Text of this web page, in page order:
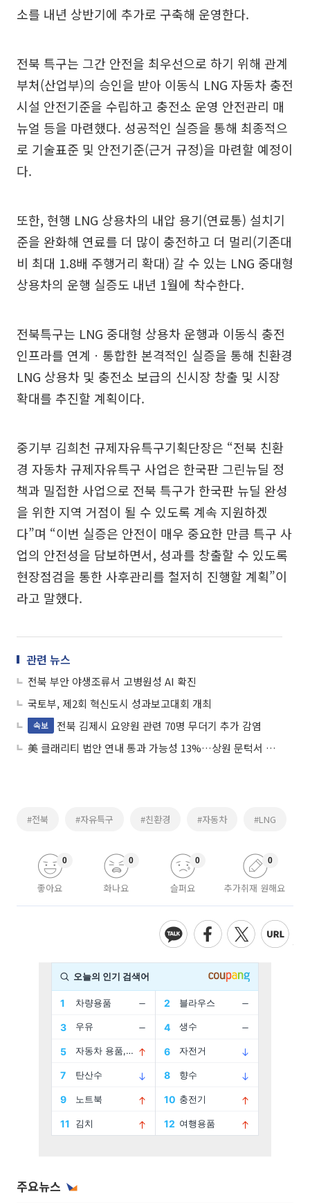
소를 내년 상반기에 추가로 구축해 운영한다.
전북 특구는 그간 안전을 최우선으로 하기 위해 관계
부처(산업부)의 승인을 받아 이동식 LNG 자동차 충전
시설 안전기준을 수립하고 충전소 운영 안전관리 매
뉴얼 등을 마련했다. 성공적인 실증을 통해 최종적으
로 기술표준 및 안전기준(근거 규정)을 마련할 예정이
다.
또한, 현행 LNG 상용차의 내압 용기(연료통) 설치기
준을 완화해 연료를 더 많이 충전하고 더 멀리(기존대
비 최대 1.8배 주행거리 확대) 갈 수 있는 LNG 중대형
상용차의 운행 실증도 내년 1월에 착수한다.
전북특구는 LNG 중대형 상용차 운행과 이동식 충전
인프라를 연계ㆍ통합한 본격적인 실증을 통해 친환경
LNG 상용차 및 충전소 보급의 신시장 창출 및 시장
확대를 추진할 계획이다.
중기부 김희천 규제자유특구기획단장은 “전북 친환
경 자동차 규제자유특구 사업은 한국판 그린뉴딜 정
책과 밀접한 사업으로 전북 특구가 한국판 뉴딜 완성
을 위한 지역 거점이 될 수 있도록 계속 지원하겠
다”며 “이번 실증은 안전이 매우 중요한 만큼 특구 사
업의 안전성을 담보하면서, 성과를 창출할 수 있도록
현장점검을 통한 사후관리를 철저히 진행할 계획”이
라고 말했다.
관련 뉴스
전북 부안 야생조류서 고병원성 AI 확진
국토부, 제2회 혁신도시 성과보고대회 개최
속보
전북 김제시 요양원 관련 70명 무더기 추가 감염
美 클래리티 법안 연내 통과 가능성 13%…상원 문턱서 제동
#전북 #자유특구 #친환경 #자동차 #LNG
좋아요
0
화나요
0
슬퍼요
0
추가취재 원해요
0
주요뉴스